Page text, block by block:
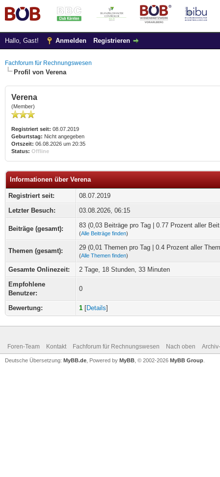
Hallo, Gast! Anmelden Registrieren
Fachforum für Rechnungswesen
Profil von Verena
Verena
(Member)
Registriert seit: 08.07.2019
Geburtstag: Nicht angegeben
Ortszeit: 06.08.2026 um 20:35
Status: Offline
Informationen über Verena
Registriert seit:
08.07.2019
Letzter Besuch:
03.08.2026, 06:15
Beiträge (gesamt): 83 (0,03 Beiträge pro Tag | 0.77 Prozent aller
(Alle Beiträge finden)
Themen (gesamt): 29 (0,01 Themen pro Tag | 0.4 Prozent aller
(Alle Themen finden)
Gesamte Onlinezeit:
2 Tage, 18 Stunden, 33 Minuten
Empfohlene
Benutzer:
0
Bewertung: 1 [Details]
Foren-Team Kontakt Fachforum für Rechnungswesen Nach oben
Deutsche Übersetzung: MyBB.de , Powered by MyBB , © 2002-2026 MyBB Group